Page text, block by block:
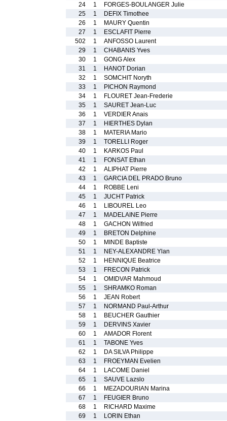
24
1
FORGES-BOULANGER Julie
25
1
DEFIX Timothee
26
1
MAURY Quentin
27
1
ESCLAFIT Pierre
502
1
ANFOSSO Laurent
29
1
CHABANIS Yves
30
1
GONG Alex
31
1
HANOT Dorian
32
1
SOMCHIT Noryth
33
1
PICHON Raymond
34
1
FLOURET Jean-Frederie
35
1
SAURET Jean-Luc
36
1
VERDIER Anais
37
1
HIERTHES Dylan
38
1
MATERIA Mario
39
1
TORELLI Roger
40
1
KARKOS Paul
41
1
FONSAT Ethan
42
1
ALIPHAT Pierre
43
1
GARCIA DEL PRADO Bruno
44
1
ROBBE Leni
45
1
JUCHT Patrick
46
1
LIBOUREL Leo
47
1
MADELAINE Pierre
48
1
GACHON Wilfried
49
1
BRETON Delphine
50
1
MINDE Baptiste
51
1
NEY-ALEXANDRE Ylan
52
1
HENNIQUE Beatrice
53
1
FRECON Patrick
54
1
OMIDVAR Mahmoud
55
1
SHRAMKO Roman
56
1
JEAN Robert
57
1
NORMAND Paul-Arthur
58
1
BEUCHER Gauthier
59
1
DERVINS Xavier
60
1
AMADOR Florent
61
1
TABONE Yves
62
1
DA SILVA Philippe
63
1
FROEYMAN Evelien
64
1
LACOME Daniel
65
1
SAUVE Lazslo
66
1
MEZADOURIAN Marina
67
1
FEUGIER Bruno
68
1
RICHARD Maxime
69
1
LORIN Ethan